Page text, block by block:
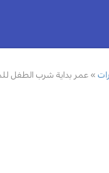
عمر بداية شرب الطفل